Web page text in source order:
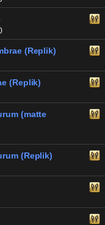
(Replik)
(Replik)
(matte
(Replik)